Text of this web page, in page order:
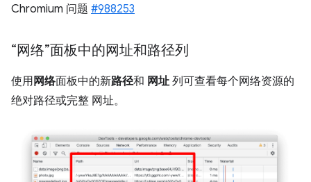
Chromium 问题 #988253
“网络”面板中的网址和路径列
使用 网络面板中的新路径和 网址 列可查看每个网络资源的
绝对路径或完整 网址。